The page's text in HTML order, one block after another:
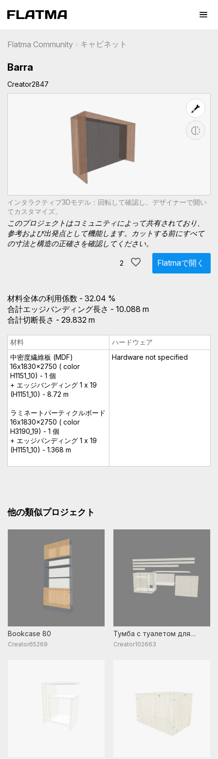
Flatma Community キャビネット
Barra
Creator2847
インタラクティブ3Dモデル：回転して確認し、デザイナーで開い
てカスタマイズ。
このプロジェクトはコミュニティによって共有されており、
参考および出発点として機能します。カットする前にすべて
の寸法と構造の正確さを確認してください。
2 Flatmaで開く
材料全体の利用係数 - 32.04 %
合計エッジバンディング長さ - 10.088 m
合計切断長さ - 29.832 m
材料
ハードウェア
中密度繊維板 (MDF)
16x1830x2750 ( color
H1151_10) - 1 個
+ エッジバンディング 1 x 19
(H1151_10) - 8.72 m
ラミネートパーティクルボード
16x1830x2750 ( color
H3190_19) - 1 個
+ エッジバンディング 1 x 19
(H1151_10) - 1.368 m
Hardware not specified
他の類似プロジェクト
Bookcase 80
Creator65269
Тумба с туалетом для
кошки + мой распил
Creator102663